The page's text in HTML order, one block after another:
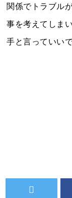
関係でトラブル
事を考えてしま
手と言っていい